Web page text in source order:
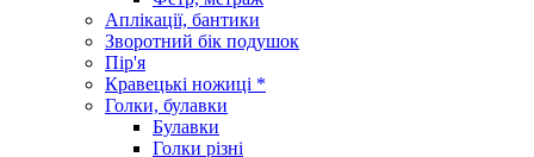
Аплікації, бантики
Зворотний бік подушок
Пір'я
Кравецькі ножиці *
Голки, булавки
Булавки
Голки різні